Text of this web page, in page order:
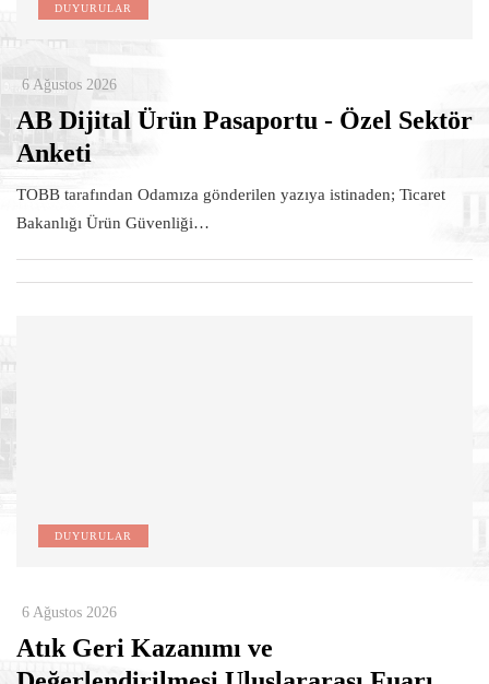
DUYURULAR
6 Ağustos 2026
AB Dijital Ürün Pasaportu - Özel Sektör
Anketi
TOBB tarafından Odamıza gönderilen yazıya istinaden; Ticaret
Bakanlığı Ürün Güvenliği…
DUYURULAR
6 Ağustos 2026
Atık Geri Kazanımı ve